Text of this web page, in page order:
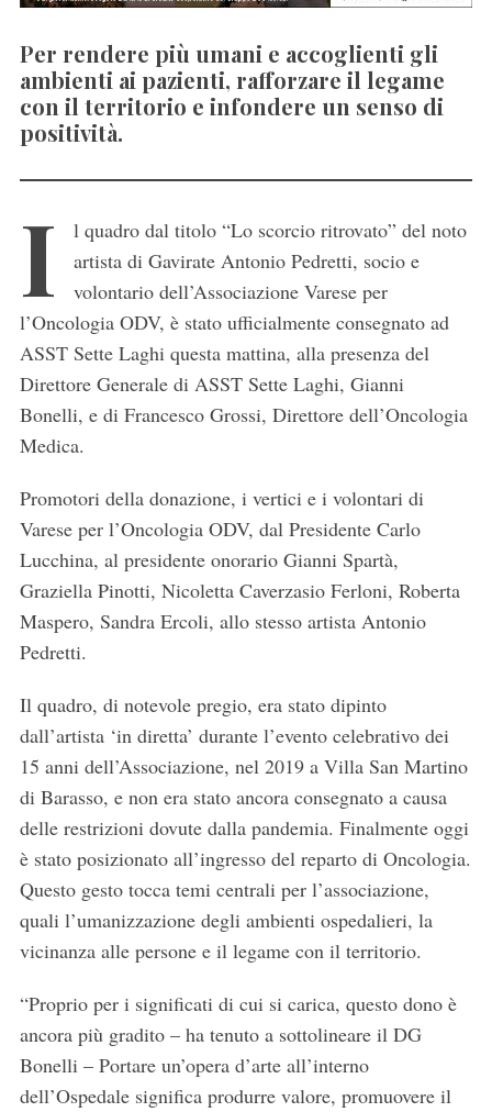
Per rendere più umani e accoglienti gli
ambienti ai pazienti, rafforzare il legame
con il territorio e infondere un senso di
positività.
I
l quadro dal titolo “Lo scorcio ritrovato” del noto
artista di Gavirate Antonio Pedretti, socio e
volontario dell’Associazione Varese per
l’Oncologia ODV, è stato ufficialmente consegnato ad
ASST Sette Laghi questa mattina, alla presenza del
Direttore Generale di ASST Sette Laghi, Gianni
Bonelli, e di Francesco Grossi, Direttore dell’Oncologia
Medica.
Promotori della donazione, i vertici e i volontari di
Varese per l’Oncologia ODV, dal Presidente Carlo
Lucchina, al presidente onorario Gianni Spartà,
Graziella Pinotti, Nicoletta Caverzasio Ferloni, Roberta
Maspero, Sandra Ercoli, allo stesso artista Antonio
Pedretti.
Il quadro, di notevole pregio, era stato dipinto
dall’artista ‘in diretta’ durante l’evento celebrativo dei
15 anni dell’Associazione, nel 2019 a Villa San Martino
di Barasso, e non era stato ancora consegnato a causa
delle restrizioni dovute dalla pandemia. Finalmente oggi
è stato posizionato all’ingresso del reparto di Oncologia.
Questo gesto tocca temi centrali per l’associazione,
quali l’umanizzazione degli ambienti ospedalieri, la
vicinanza alle persone e il legame con il territorio.
“Proprio per i significati di cui si carica, questo dono è
ancora più gradito – ha tenuto a sottolineare il DG
Bonelli – Portare un’opera d’arte all’interno
dell’Ospedale significa produrre valore, promuovere il